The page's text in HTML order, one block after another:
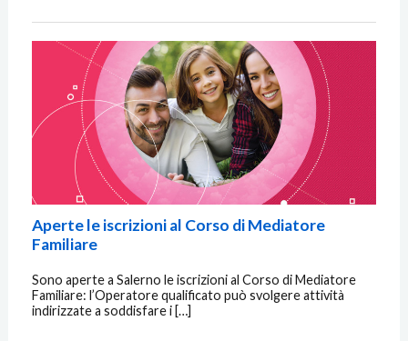
Aperte le iscrizioni al Corso di Mediatore
Familiare
Sono aperte a Salerno le iscrizioni al Corso di Mediatore
Familiare: l’Operatore qualificato può svolgere attività
indirizzate a soddisfare i […]